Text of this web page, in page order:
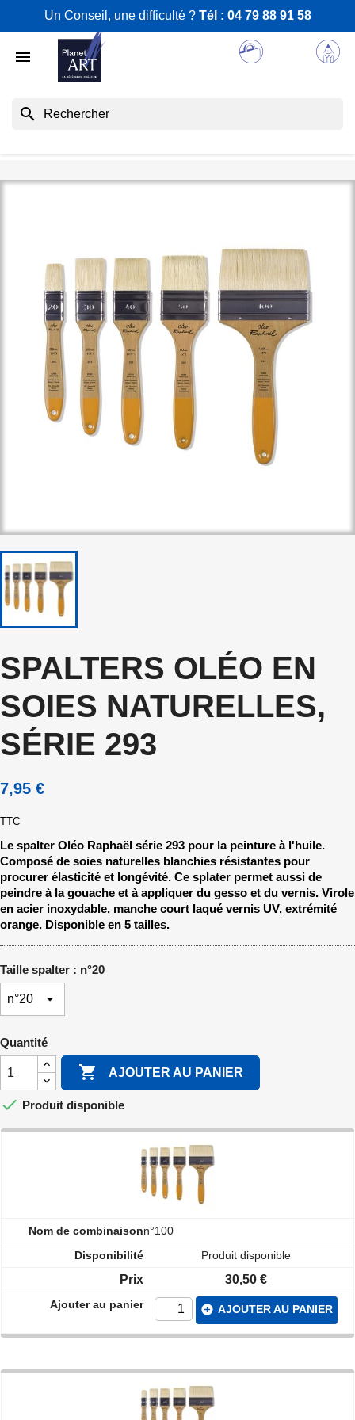
Un Conseil, une difficulté ? Tél : 04 79 88 91 58

search
SPALTERS OLÉO EN
SOIES NATURELLES,
SÉRIE 293
7,95 €
TTC
Le spalter Oléo Raphaël série 293 pour la peinture à l'huile.
Composé de soies naturelles blanchies résistantes pour
procurer élasticité et longévité. Ce splater permet aussi de
peindre à la gouache et à appliquer du gesso et du vernis. Virole
en acier inoxydable, manche court laqué vernis UV, extrémité
orange. Disponible en 5 tailles.
Taille spalter : n°20
Quantité
 AJOUTER AU PANIER
 Produit disponible
n°100
Produit disponible
30,50 €
add_circle AJOUTER AU PANIER